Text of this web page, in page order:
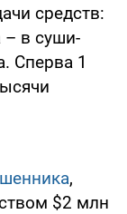
средств:
– в суши-
Сперва 1
,
$2 млн